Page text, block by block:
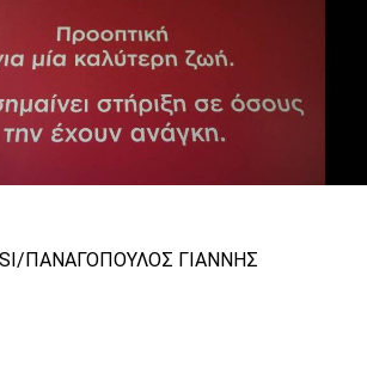
ΠΑΝΑΓΟΠΟΥΛΟΣ ΓΙΑΝΝΗΣ